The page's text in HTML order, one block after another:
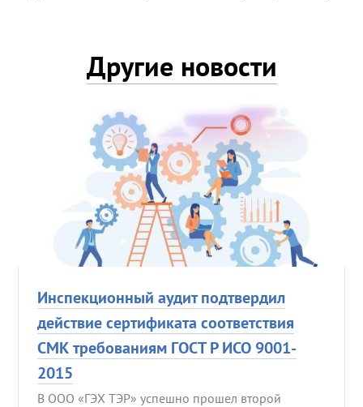
Другие новости
Инспекционный аудит подтвердил
действие сертификата соответствия
СМК требованиям ГОСТ Р ИСО 9001-
2015
В ООО «ГЭХ ТЭР» успешно прошел второй